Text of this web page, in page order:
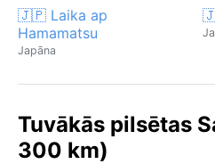
🇯🇵 Laika ap
Hamamatsu
Japāna
Tuvākās pilsētas
300 km)